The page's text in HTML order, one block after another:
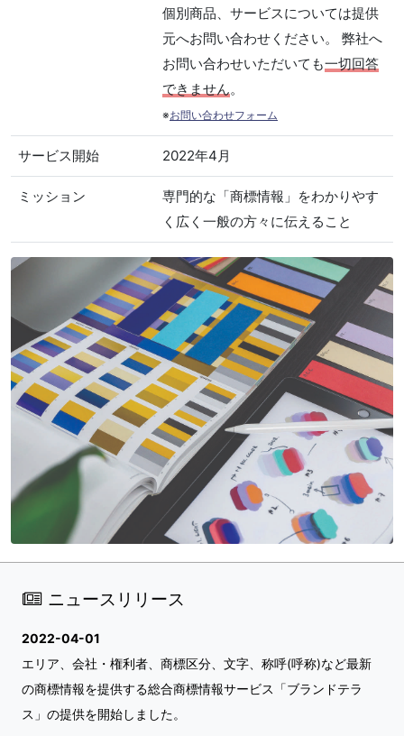
個別商品、サービスについては提供
元へお問い合わせください。 弊社へ
お問い合わせいただいても一切回答
できません。
※お問い合わせフォーム
サービス開始 2022年4月
ミッション
専門的な「商標情報」をわかりやす
く広く一般の方々に伝えること
ニュースリリース
2022-04-01
エリア、会社・権利者、商標区分、文字、称呼(呼称)など最新
の商標情報を提供する総合商標情報サービス「ブランドテラ
ス」の提供を開始しました。